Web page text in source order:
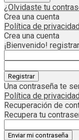
¿Olvidaste tu
Crea una cuenta
Política de privacidad
Crea una cuenta
¡Bienvenido!
Una contraseña te
Política de privacidad
Recuperación de
Recupera tu